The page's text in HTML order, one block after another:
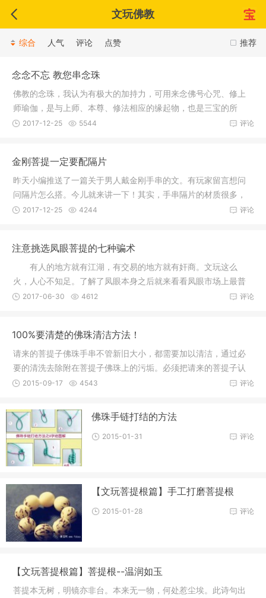
文玩佛教
推荐
综合 人气 评论 点赞
念念不忘 教您串念珠
佛教的念珠，我认为有极大的加持力，可用来念佛号心咒、修上
师瑜伽，是与上师、本尊、修法相应的缘起物，也是三宝的所
依，依靠它
评论
2017-12-25 5544
金刚菩提一定要配隔片
昨天小编推送了一篇关于男人戴金刚手串的文。有玩家留言想问
问隔片怎么搭。今儿就来讲一下！其实，手串隔片的材质很多，
什么特征
评论
2017-12-25 4244
注意挑选凤眼菩提的七种骗术
有人的地方就有江湖，有交易的地方就有奸商。文玩这么
火，人心不知足。了解了凤眼本身之后就来看看凤眼市场上最普
遍的七宗罪
评论
2017-06-30 4612
100%要清楚的佛珠清洁方法！
请来的菩提子佛珠手串不管新旧大小，都需要加以清洁，通过必
要的清洗去除附在菩提子佛珠上的污垢。必须把请来的菩提子认
真的清洁
评论
2015-09-17 4543
佛珠手链打结的方法
评论
2015-01-31
【文玩菩提根篇】手工打磨菩提根
评论
2015-01-28
【文玩菩提根篇】菩提根--温润如玉
菩提本无树，明镜亦非台。本来无一物，何处惹尘埃。此诗句出